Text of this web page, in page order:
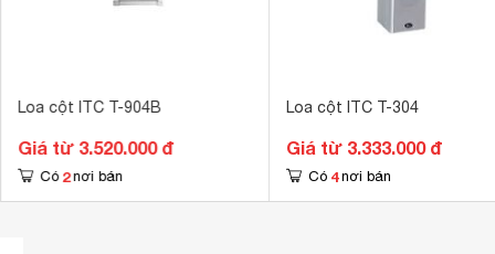
Loa cột ITC T-904B
Giá từ 3.520.000 đ
Có 2 nơi bán
Loa cột ITC T-304
Giá từ 3.333.000 đ
Có 4 nơi bán